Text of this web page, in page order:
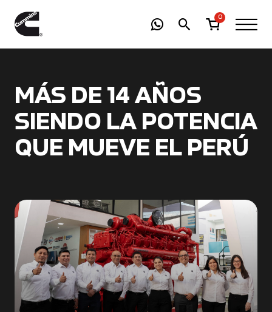
0
MÁS DE 14 AÑOS
SIENDO LA POTENCIA
QUE MUEVE EL PERÚ